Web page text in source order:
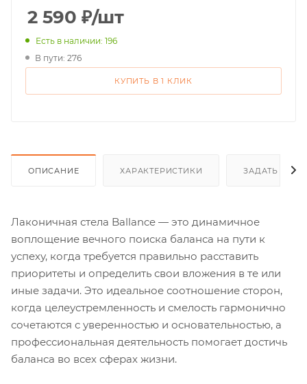
2 590 ₽/шт
Есть в наличии: 196
В пути: 276
КУПИТЬ В 1 КЛИК
ОПИСАНИЕ ХАРАКТЕРИСТИКИ ЗАДАТЬ
Лаконичная стела Ballance — это динамичное
воплощение вечного поиска баланса на пути к
успеху, когда требуется правильно расставить
приоритеты и определить свои вложения в те или
иные задачи. Это идеальное соотношение сторон,
когда целеустремленность и смелость гармонично
сочетаются с уверенностью и основательностью, а
профессиональная деятельность помогает достичь
баланса во всех сферах жизни.